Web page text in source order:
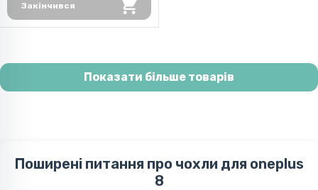
Закінчився
Показати більше товарів
Поширені питання про чохли для oneplus
8